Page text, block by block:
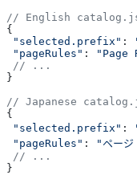
// English
{
"selected.prefix" :
"pageRules" : "Page
// ...
}
// Japanese
{
"selected.prefix" :
"pageRules" : "ペー
// ...
}